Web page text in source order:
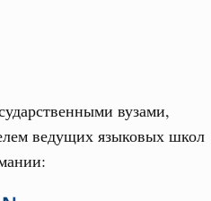
вузами,
ведущих языковых школ